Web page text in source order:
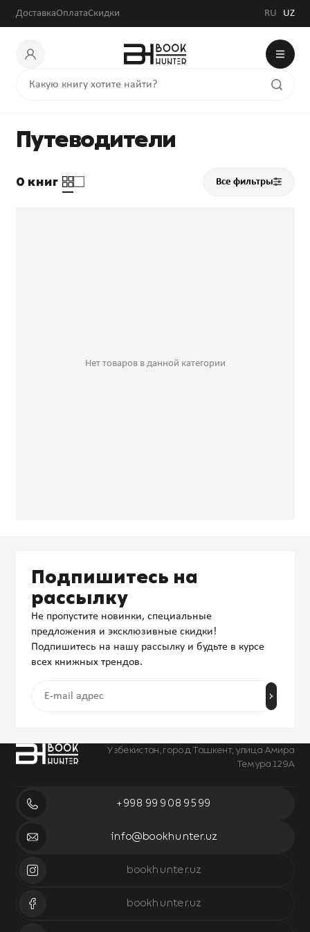
ДоставкаОплатаСкидки RU UZ
Путеводители
0 книг Все фильтры
Нет товаров в данной категории
Узбекистан, город Ташкент, улица Амира
Темура 129А
+998 99 908 95 99
info@bookhunter.uz
bookhunter.uz
bookhunter.uz
Подпишитесь на
рассылку
Не пропустите новинки, специальные
предложения и эксклюзивные скидки!
Подпишитесь на нашу рассылку и будьте в курсе
всех книжных трендов.